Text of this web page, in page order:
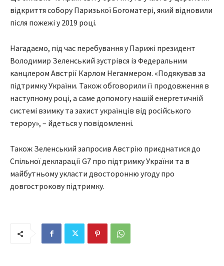
відкриття собору Паризької Богоматері, який відновили
після пожежі у 2019 році.
Нагадаємо, під час перебування у Парижі президент
Володимир Зеленський зустрівся із Федеральним
канцлером Австрії Карлом Негаммером. «Подякував за
підтримку України. Також обговорили її продовження в
наступному році, а саме допомогу нашій енергетичній
системі взимку та захист українців від російського
терору», – йдеться у повідомленні.
Також Зеленський запросив Австрію приєднатися до
Спільної декларації G7 про підтримку України та в
майбутньому укласти двосторонню угоду про
довгострокову підтримку.